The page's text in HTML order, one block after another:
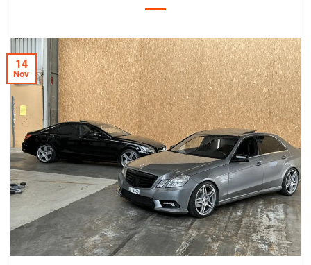
14
Nov